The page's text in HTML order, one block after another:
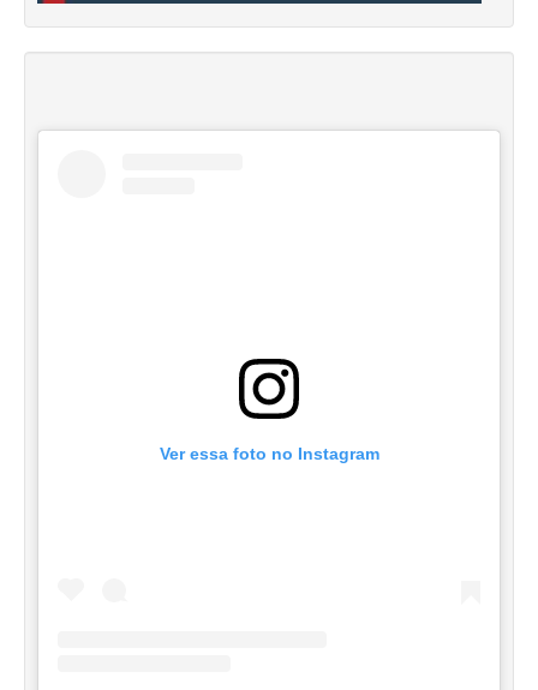
Ver essa foto no Instagram